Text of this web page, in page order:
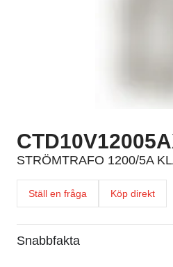
STRÖMTRAFO 1200/5A
Ställ en fråga Köp direkt
Snabbfakta